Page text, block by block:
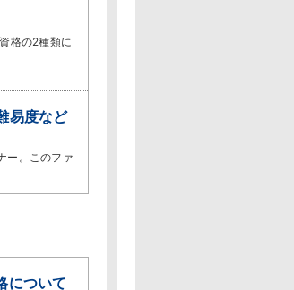
格の2種類に
易度など
ー。このファ
について